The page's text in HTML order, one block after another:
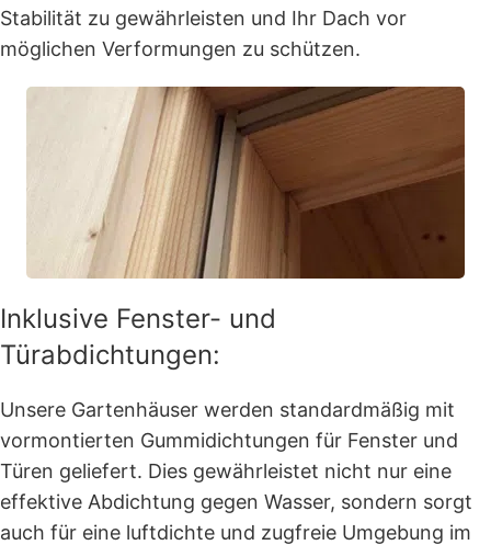
Stabilität zu gewährleisten und Ihr Dach vor
möglichen Verformungen zu schützen.
Inklusive Fenster- und
Türabdichtungen:
Unsere Gartenhäuser werden standardmäßig mit
vormontierten Gummidichtungen für Fenster und
Türen geliefert. Dies gewährleistet nicht nur eine
effektive Abdichtung gegen Wasser, sondern sorgt
auch für eine luftdichte und zugfreie Umgebung im